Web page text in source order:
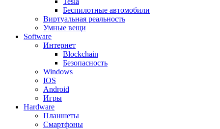
Беспилотные автомобили
Виртуальная реальность
Умные вещи
Software
Интернет
Blockchain
Безопасность
Windows
IOS
Android
Игры
Hardware
Планшеты
Смартфоны